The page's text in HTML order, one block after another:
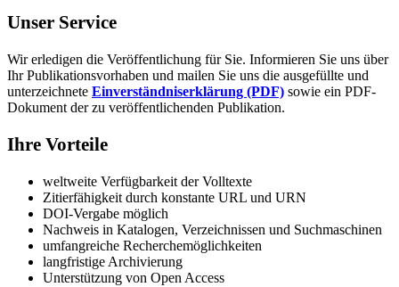
Unser Service
Wir erledigen die Veröffentlichung für Sie. Informieren Sie uns über
Ihr Publikationsvorhaben und mailen Sie uns die ausgefüllte und
unterzeichnete Einverständniserklärung (PDF) sowie ein PDF-
Dokument der zu veröffentlichenden Publikation.
Ihre Vorteile
weltweite Verfügbarkeit der Volltexte
Zitierfähigkeit durch konstante URL und URN
DOI-Vergabe möglich
Nachweis in Katalogen, Verzeichnissen und Suchmaschinen
umfangreiche Recherchemöglichkeiten
langfristige Archivierung
Unterstützung von Open Access